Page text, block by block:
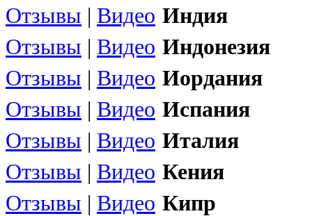
Отзывы | Видео Индия
Отзывы | Видео Индонезия
Отзывы | Видео Иордания
Отзывы | Видео Испания
Отзывы | Видео Италия
Отзывы | Видео Кения
Отзывы | Видео Кипр